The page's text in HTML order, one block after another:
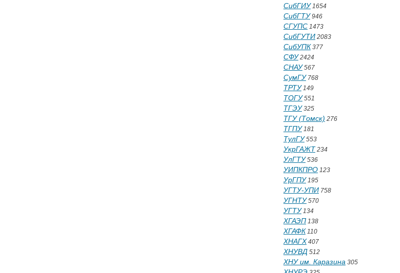
СибГИУ1654
СибГТУ946
СГУПС 1473
СибГУТИ 2083
СибУПК 377
СФУ2424
СНАУ567
СумГУ768
ТРТУ149
ТОГУ551
ТГЭУ325
ТГУ (Томск) 276
ТГПУ181
ТулГУ553
УкрГАЖТ 234
УлГТУ536
УИПКПРО 123
УрГПУ195
УГТУ-УПИ 758
УГНТУ570
УГТУ134
ХГАЭП 138
ХГАФК 110
ХНАГХ 407
ХНУВД 512
ХНУ им. Каразина 305